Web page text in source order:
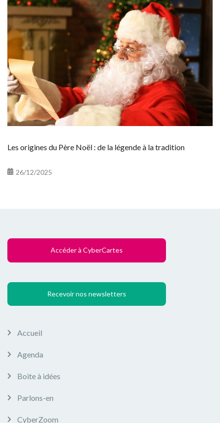
Les origines du Père Noël : de la légende à la tradition
26/12/2025
Accéder à CyberCartes
Recevoir nos newsletters
Accueil
Agenda
Boite à idées
Parlons-en
CyberZoom